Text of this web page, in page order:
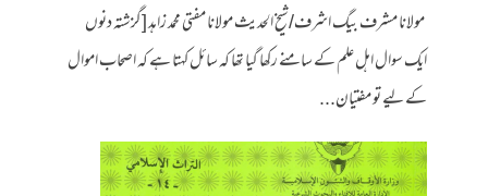
مولانا مشرف بیگ اشرف/شیخ الحدیث مولانا مفتی محمد زاہد [گزشتہ دنوں
ایک سوال اہل علم کے سامنے رکھا گیا تھا کہ سائل کہتا ہے کہ اصحاب اموال
کے لیے تو مفتیان...